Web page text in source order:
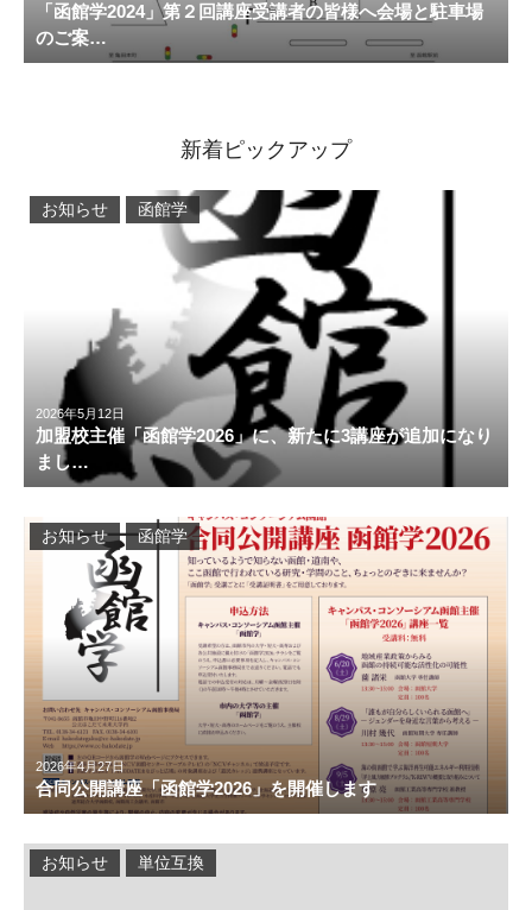
「函館学2024」第２回講座受講者の皆様へ会場と駐車場
のご案…
新着ピックアップ
2026年5月12日
加盟校主催「函館学2026」に、新たに3講座が追加になり
まし…
お知らせ 函館学
2026年4月27日
合同公開講座「函館学2026」を開催します
お知らせ 函館学
お知らせ 単位互換